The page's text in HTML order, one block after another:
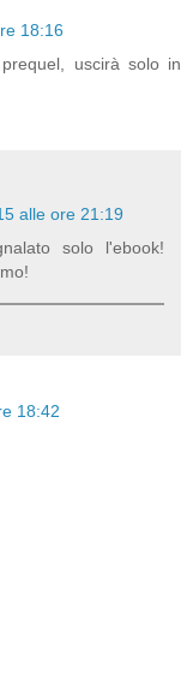
18:16
uscirà solo in
alle ore 21:19
solo l'ebook!
18:42